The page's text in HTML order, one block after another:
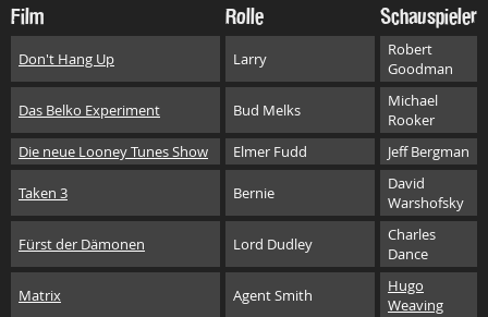
Film Rolle Schauspieler
Don't Hang Up Larry
Robert
Goodman
Das Belko Experiment Bud Melks
Michael
Rooker
Die neue Looney Tunes Show
Elmer Fudd Jeff Bergman
Taken 3 Bernie
David
Warshofsky
Fürst der Dämonen Lord Dudley
Charles
Dance
Matrix Agent Smith
Hugo
Weaving